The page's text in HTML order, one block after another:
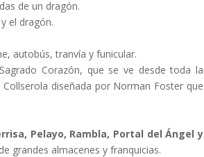
de un dragón.
el dragón.
autobús, tranvía y funicular.
Corazón, que se ve desde toda la
diseñada por Norman Foster que
Pelayo, Rambla, Portal del Ángel y
grandes almacenes y franquicias.